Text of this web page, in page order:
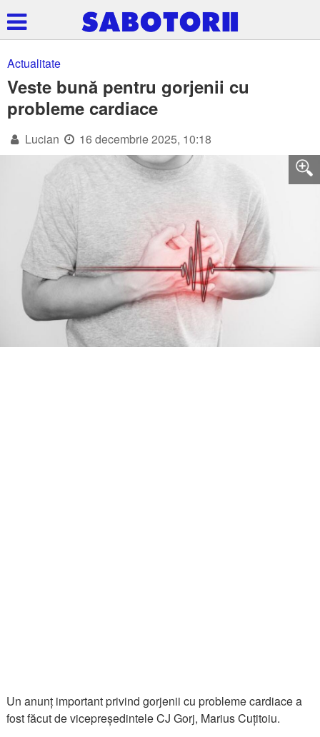
Actualitate
Veste bună pentru gorjenii cu
probleme cardiace
Lucian 16 decembrie 2025, 10:18
Un anunț important privind gorjenii cu probleme cardiace a
fost făcut de vicepreședintele CJ Gorj, Marius Cuțitoiu.